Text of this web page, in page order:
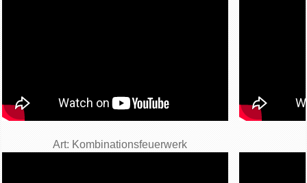
Art: Kombinationsfeuerwerk